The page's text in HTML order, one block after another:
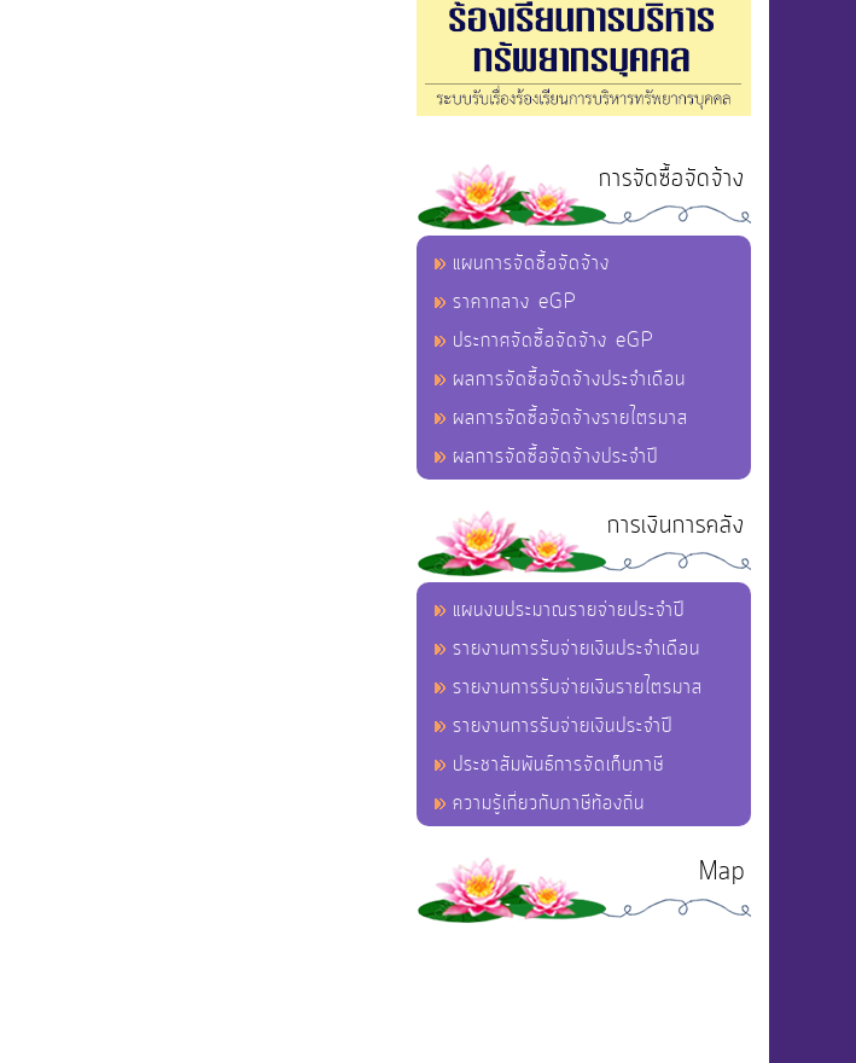
การจัดซื้อจัดจ้าง
แผนการจัดซื้อจัดจ้าง
ราคากลาง eGP
ประกาศจัดซื้อจัดจ้าง eGP
ผลการจัดซื้อจัดจ้างประจำเดือน
ผลการจัดซื้อจัดจ้างรายไตรมาส
ผลการจัดซื้อจัดจ้างประจำปี
การเงินการคลัง
แผนงบประมาณรายจ่ายประจำปี
รายงานการรับจ่ายเงินประจำเดือน
รายงานการรับจ่ายเงินรายไตรมาส
รายงานการรับจ่ายเงินประจำปี
ประชาสัมพันธ์การจัดเก็บภาษี
ความรู้เกี่ยวกับภาษีท้องถิ่น
Map